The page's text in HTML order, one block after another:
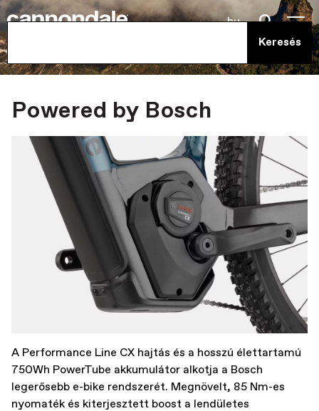
hu
Powered by Bosch
A Performance Line CX hajtás és a hosszú élettartamú
750Wh PowerTube akkumulátor alkotja a Bosch
legerősebb e-bike rendszerét. Megnövelt, 85 Nm-es
nyomaték és kiterjesztett boost a lendületes